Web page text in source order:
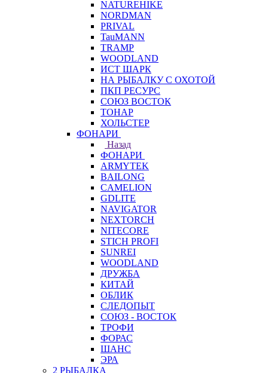
NATUREHIKE
NORDMAN
PRIVAL
TauMANN
TRAMP
WOODLAND
ИСТ ШАРК
НА РЫБАЛКУ С ОХОТОЙ
ПКП РЕСУРС
СОЮЗ ВОСТОК
ТОНАР
ХОЛЬСТЕР
ФОНАРИ
Назад
ФОНАРИ
ARMYTEK
BAILONG
CAMELION
GDLITE
NAVIGATOR
NEXTORCH
NITECORE
STICH PROFI
SUNREI
WOODLAND
ДРУЖБА
КИТАЙ
ОБЛИК
СЛЕДОПЫТ
СОЮЗ - ВОСТОК
ТРОФИ
ФОРАС
ШАНС
ЭРА
2 РЫБАЛКА